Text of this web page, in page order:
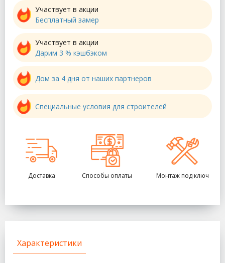
Участвует в акции
Бесплатный замер
Участвует в акции
Дарим 3 % кэшбэком
Дом за 4 дня от наших партнеров
Специальные условия для строителей
Доставка Способы оплаты Монтаж под ключ
Характеристики